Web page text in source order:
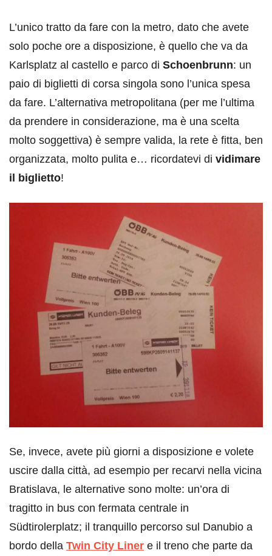
L’unico tratto da fare con la metro, dato che avete
solo poche ore a disposizione, è quello che va da
Karlsplatz al castello e parco di Schoenbrunn: un
paio di biglietti di corsa singola sono l’unica spesa
da fare. L’alternativa metropolitana (per me l’ultima
da prendere in considerazione, ma è una scelta
molto soggettiva) è sempre valida, la rete è fitta, ben
organizzata, molto pulita e… ricordatevi di vidimare
il biglietto!
Se, invece, avete più giorni a disposizione e volete
uscire dalla città, ad esempio per recarvi nella vicina
Bratislava, le alternative sono molte: un’ora di
tragitto in bus con fermata centrale in
Südtirolerplatz; il tranquillo percorso sul Danubio a
bordo della Twin City Liner e il treno che parte da